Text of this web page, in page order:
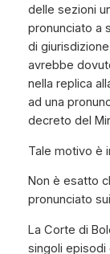
delle sezioni
pronunciato a
di
avrebbe
nella replica
ad una
decreto del
Tale motivo è
Non è esatto
pronunciato
La Corte di
singoli episodi